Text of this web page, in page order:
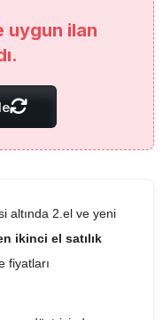
uygun ilan
altında 2.el ve yeni
ikinci el satılık
fiyatları